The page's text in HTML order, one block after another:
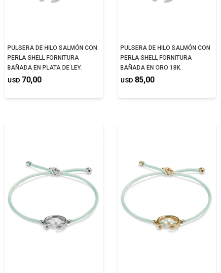
PULSERA DE HILO SALMÓN CON
PERLA SHELL FORNITURA
BAÑADA EN PLATA DE LEY.
USD 70,00
PULSERA DE HILO SALMÓN CON
PERLA SHELL FORNITURA
BAÑADA EN ORO 18K.
USD 85,00